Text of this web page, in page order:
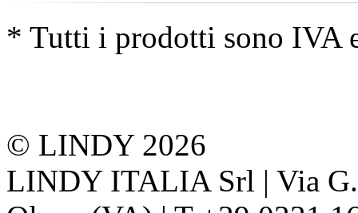
* Tutti i prodotti sono IVA
© LINDY 2026
LINDY ITALIA Srl | Via